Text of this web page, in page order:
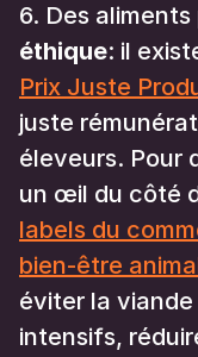
Des
éthique: il
Prix Juste
juste
éleveurs. Pour
un œil du côté
labels du
bien-être
éviter la
intensifs,